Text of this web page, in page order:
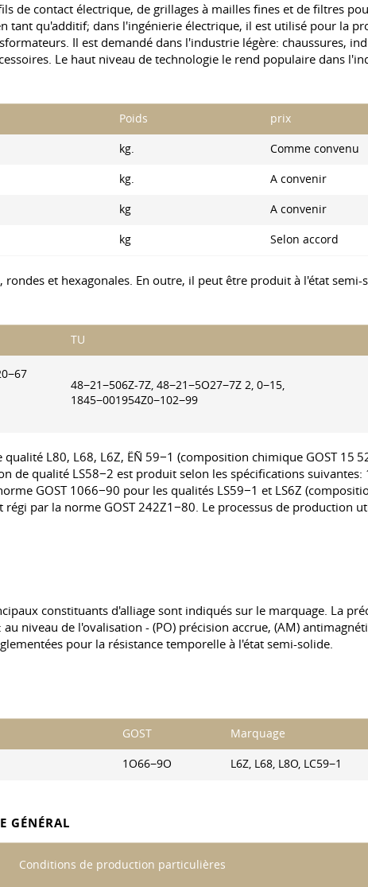
de contact électrique, de grillages à mailles fines et de filtres
tant qu'additif; dans l'ingénierie électrique, il est utilisé pour la
Il est demandé dans l'industrie légère: chaussures,
Le haut niveau de technologie le rend populaire dans
Poids prix
kg. Comme convenu
kg. A convenir
kg A convenir
kg Selon accord
et hexagonales. En outre, il peut être produit à l'état
TU
48−21−506Z-7Z, 48−21−5O27−7Z 2, 0−15,
1845−001954Z0−102−99
L80, L68, L6Z, ËÑ 59−1 (composition chimique GOST 15
de qualité LS58−2 est produit selon les spécifications
GOST 1066−90 pour les qualités LS59−1 et LS6Z
par la norme GOST 242Z1−80. Le processus de production
constituants d'alliage sont indiqués sur le marquage. La
niveau de l'ovalisation - (PO) précision accrue, (AM)
pour la résistance temporelle à l'état semi-solide.
GOST Marquage
1O66−9O L6Z, L68, L8O, LC59−1
GÉNÉRAL
Conditions de production particulières